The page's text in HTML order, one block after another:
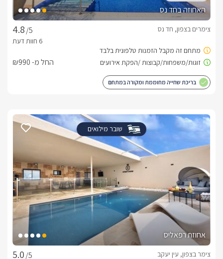
האחוזה בחד נס
/5
צימרים בצפון, חד נס
החל מ- ₪990
בריכת שחייה מחוממת ומקורה במתחם
שובר מילואים
אחוזת רפאליס
/5
צימר בצפון, עין יעקב